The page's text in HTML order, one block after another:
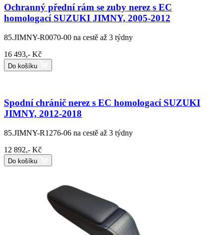
Ochranný přední rám se zuby nerez s EC
homologací SUZUKI JIMNY, 2005-2012
85.JIMNY-R0070-00 na cestě až 3 týdny
16 493,- Kč
Do košíku
Spodní chránič nerez s EC homologací SUZUKI
JIMNY, 2012-2018
85.JIMNY-R1276-06 na cestě až 3 týdny
12 892,- Kč
Do košíku